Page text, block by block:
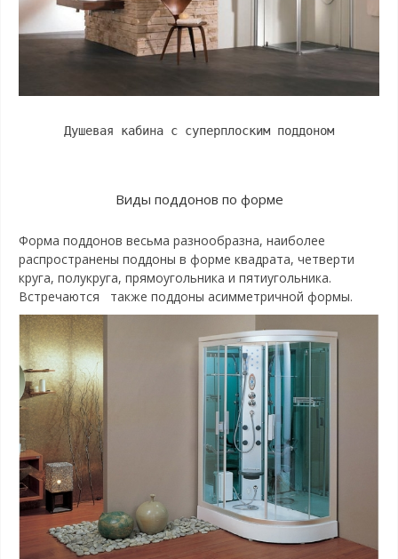
Душевая кабина с суперплоским поддоном
Виды поддонов по форме
Форма поддонов весьма разнообразна, наиболее
распространены поддоны в форме квадрата, четверти
круга, полукруга, прямоугольника и пятиугольника.
Встречаются также поддоны асимметричной формы.